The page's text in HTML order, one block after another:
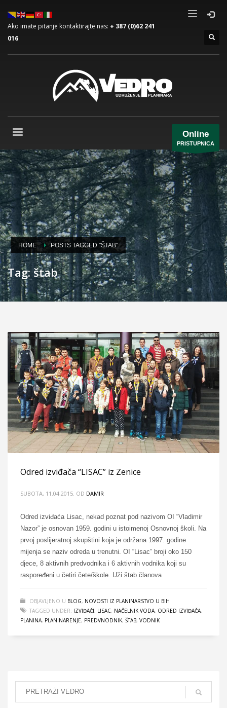
Ako imate pitanje kontaktirajte nas: + 387 (0)62 241
016
Online
PRISTUPNICA
HOME POSTS TAGGED "ŠTAB"
Tag: štab
Odred izviđača “LISAC” iz Zenice
SUBOTA, 11.04.2015. OD DAMIR
Odred izviđaća Lisac, nekad poznat pod nazivom OI “Vladimir
Nazor” je osnovan 1959. godini u istoimenoj Osnovnoj školi. Na
prvoj poslijeratnoj skupštini koja je održana 1997. godine
mijenja se naziv odreda u trenutni. OI “Lisac” broji oko 150
djece, 8 aktivnih predvodnika i 6 aktivnih vodnika koji su
raspoređeni u četiri čete/škole. Uži štab članova
OBJAVLJENO U BLOG, NOVOSTI IZ PLANINARSTVO U BIH
TAGGED UNDER: IZVIĐAČI, LISAC, NAČELNIK VODA, ODRED IZVIĐAČA,
PLANINA, PLANINARENJE, PREDVNODNIK, ŠTAB, VODNIK